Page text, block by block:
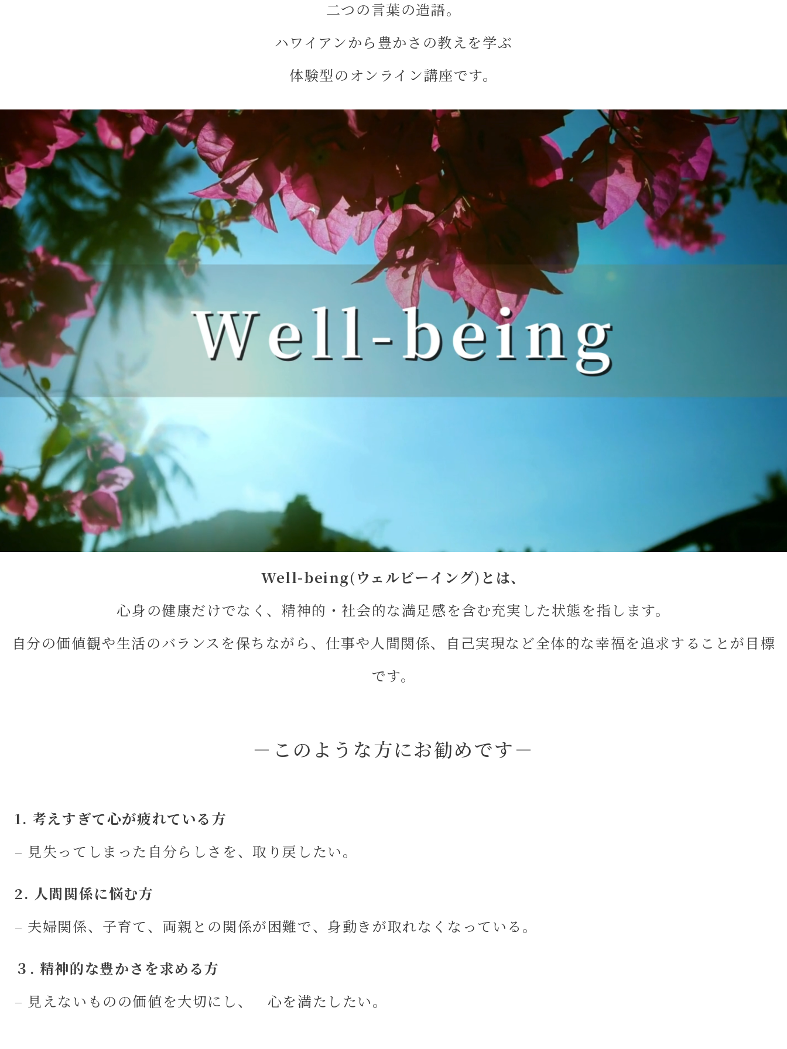
二つの言葉の造語。
ハワイアンから豊かさの教えを学ぶ
体験型のオンライン講座です。
Well-being(ウェルビーイング)とは、
心身の健康だけでなく、精神的・社会的な満足感を含む充実した状態を指します。
自分の価値観や生活のバランスを保ちながら、仕事や人間関係、自己実現など全体的な幸福を追求することが目標
です。
－このような方にお勧めです－
1. 考えすぎて心が疲れている方
– 見失ってしまった自分らしさを、取り戻したい。
2. 人間関係に悩む方
– 夫婦関係、子育て、両親との関係が困難で、身動きが取れなくなっている。
３. 精神的な豊かさを求める方
– 見えないものの価値を大切にし、 心を満たしたい。